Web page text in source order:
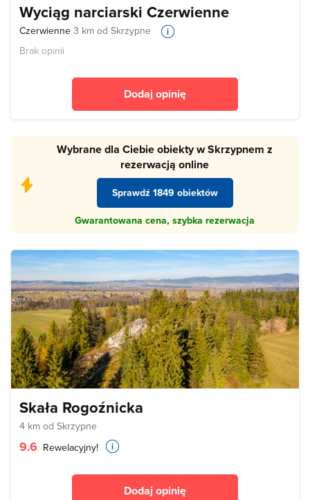
Wyciąg narciarski Czerwienne
Czerwienne 3 km od Skrzypne
Brak opinii
Dodaj opinię
Wybrane dla Ciebie obiekty w Skrzypnem z
rezerwacją online
Sprawdź 1849 obiektów
Gwarantowana cena, szybka rezerwacja
Skała Rogoźnicka
4 km od Skrzypne
9.6 Rewelacyjny!
Dodaj opinię